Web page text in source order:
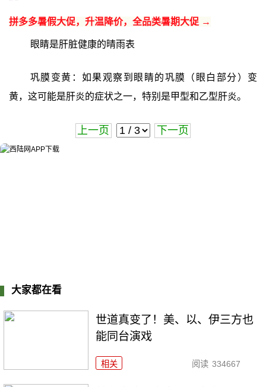
拼多多暑假大促，升温降价，全品类暑期大促 →
眼睛是肝脏健康的晴雨表
巩膜变黄：如果观察到眼睛的巩膜（眼白部分）变
黄，这可能是肝炎的症状之一，特别是甲型和乙型肝炎。
上一页 下一页
大家都在看
世道真变了！美、以、伊三方也
能同台演戏
相关 阅读 334667